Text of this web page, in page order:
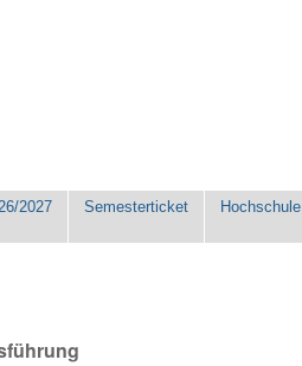
2027 Semesterticket Hochschule